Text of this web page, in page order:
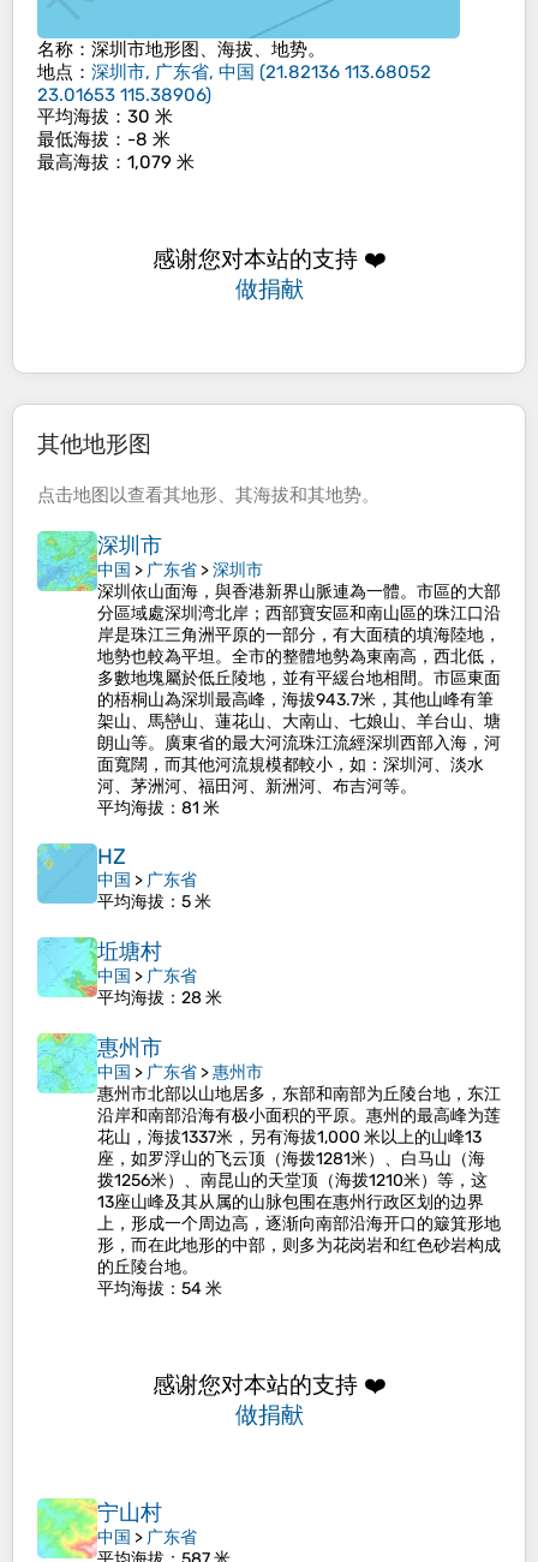
名称 ： 深圳市地形图、海拔、地势。
地点 ： 深圳市, 广东省, 中国 (21.82136 113.68052
23.01653 115.38906)
平均海拔 ：30 米
最低海拔 ：-8 米
最高海拔 ：1,079 米
感谢您对本站的支持 ❤️
做捐献
其他地形图
点击地图 以查看其地形、其海拔和其地势。
深圳市
中国 > 广东省 >深圳市
深圳依山面海，與香港新界山脈連為一體。市區的大部
分區域處深圳湾北岸；西部寶安區和南山區的珠江口沿
岸是珠江三角洲平原的一部分，有大面積的填海陸地，
地勢也較為平坦。全市的整體地勢為東南高，西北低，
多數地塊屬於低丘陵地，並有平緩台地相間。市區東面
的梧桐山為深圳最高峰，海拔943.7米，其他山峰有筆
架山、馬巒山、蓮花山、大南山、七娘山、羊台山、塘
朗山等。廣東省的最大河流珠江流經深圳西部入海，河
面寬闊，而其他河流規模都較小，如：深圳河、淡水
河、茅洲河、福田河、新洲河、布吉河等。
平均海拔 ：81 米
HZ
中国 > 广东省
平均海拔 ：5 米
坵塘村
中国 > 广东省
平均海拔 ：28 米
惠州市
中国 > 广东省 >惠州市
惠州市北部以山地居多，东部和南部为丘陵台地，东江
沿岸和南部沿海有极小面积的平原。惠州的最高峰为莲
花山，海拔1337米，另有海拔1,000 米以上的山峰13
座，如罗浮山的飞云顶（海拨1281米）、白马山（海
拨1256米）、南昆山的天堂顶（海拨1210米）等，这
13座山峰及其从属的山脉包围在惠州行政区划的边界
上，形成一个周边高，逐渐向南部沿海开口的簸箕形地
形，而在此地形的中部，则多为花岗岩和红色砂岩构成
的丘陵台地。
平均海拔 ：54 米
感谢您对本站的支持 ❤️
做捐献
宁山村
中国 > 广东省